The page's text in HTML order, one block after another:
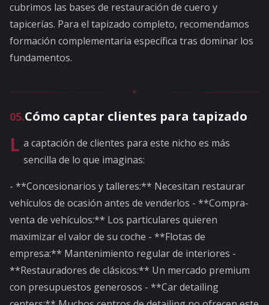
cubrimos las bases de restauración de cuero y
tapicerías. Para el tapizado completo, recomendamos
formación complementaria específica tras dominar los
fundamentos.
05.Cómo captar clientes para tapizado
L a captación de clientes para este nicho es más
sencilla de lo que imaginas:
- **Concesionarios y talleres:** Necesitan restaurar
vehículos de ocasión antes de venderlos - **Compra-
venta de vehículos:** Los particulares quieren
maximizar el valor de su coche - **Flotas de
empresa:** Mantenimiento regular de interiores -
**Restauradores de clásicos:** Un mercado premium
con presupuestos generosos - **Car detailing